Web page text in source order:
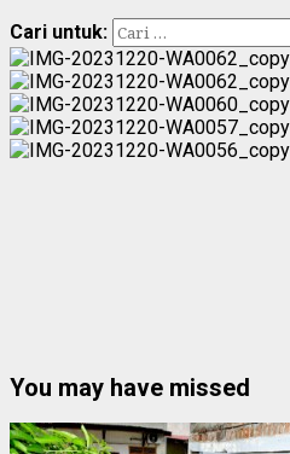
Cari untuk:
You may have missed